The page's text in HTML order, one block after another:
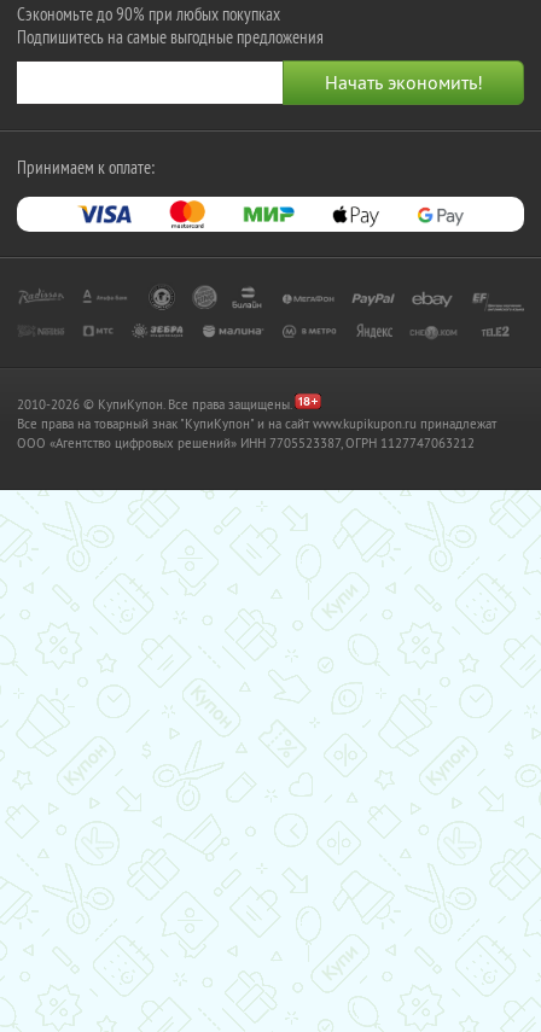
Сэкономьте до 90% при любых покупках
Подпишитесь на самые выгодные предложения
Принимаем к оплате:
2010-2026 © КупиКупон. Все права защищены.
Все права на товарный знак "КупиКупон" и на сайт www.kupikupon.ru принадлежат
OOO «Агентство цифровых решений» ИНН 7705523387, ОГРН 1127747063212